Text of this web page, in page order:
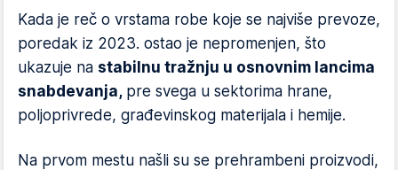
Kada je reč o vrstama robe koje se najviše prevoze,
poredak iz 2023. ostao je nepromenjen, što
ukazuje na stabilnu tražnju u osnovnim lancima
snabdevanja, pre svega u sektorima hrane,
poljoprivrede, građevinskog materijala i hemije.
Na prvom mestu našli su se prehrambeni proizvodi,